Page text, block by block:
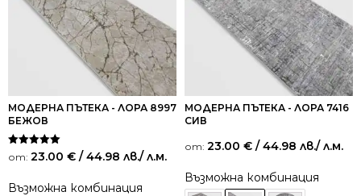
МОДЕРНА ПЪТЕКА - ЛОРА 8997
БЕЖОВ
Оценено на
5.00
от: 23.00 € / 44.98 лв./ л.м.
Възможна комбинация
МОДЕРНА ПЪТЕКА - ЛОРА 7416
СИВ
от: 23.00 € / 44.98 лв./ л.м.
Възможна комбинация